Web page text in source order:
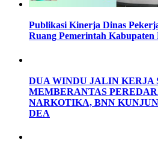
Publikasi Kinerja Dinas
Ruang Pemerintah Kabupaten
DUA WINDU JALIN KERJA
MEMBERANTAS
NARKOTIKA, BNN
DEA